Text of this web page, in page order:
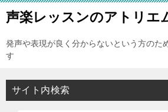
声楽レッスンのアトリエ
発声や表現が良く分からないという方のた
す
サイト内検索